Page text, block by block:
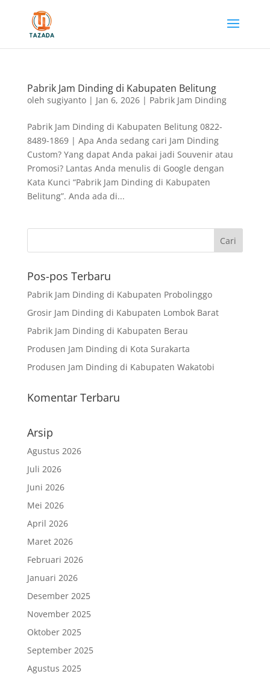
Pabrik Jam Dinding di Kabupaten Belitung
oleh sugiyanto| Jan 6, 2026| Pabrik Jam Dinding
Pabrik Jam Dinding di Kabupaten Belitung 0822-
8489-1869 | Apa Anda sedang cari Jam Dinding
Custom? Yang dapat Anda pakai jadi Souvenir atau
Promosi? Lantas Anda menulis di Google dengan
Kata Kunci “Pabrik Jam Dinding di Kabupaten
Belitung”. Anda ada di...
Pos-pos Terbaru
Pabrik Jam Dinding di Kabupaten Probolinggo
Grosir Jam Dinding di Kabupaten Lombok Barat
Pabrik Jam Dinding di Kabupaten Berau
Produsen Jam Dinding di Kota Surakarta
Produsen Jam Dinding di Kabupaten Wakatobi
Komentar Terbaru
Arsip
Agustus 2026
Juli 2026
Juni 2026
Mei 2026
April 2026
Maret 2026
Februari 2026
Januari 2026
Desember 2025
November 2025
Oktober 2025
September 2025
Agustus 2025